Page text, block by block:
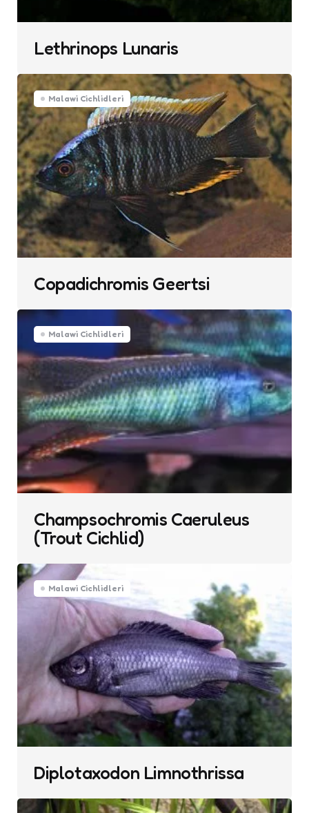
Lethrinops Lunaris
Malawi Cichlidleri
Copadichromis Geertsi
Malawi Cichlidleri
Champsochromis Caeruleus
(Trout Cichlid)
Malawi Cichlidleri
Diplotaxodon Limnothrissa